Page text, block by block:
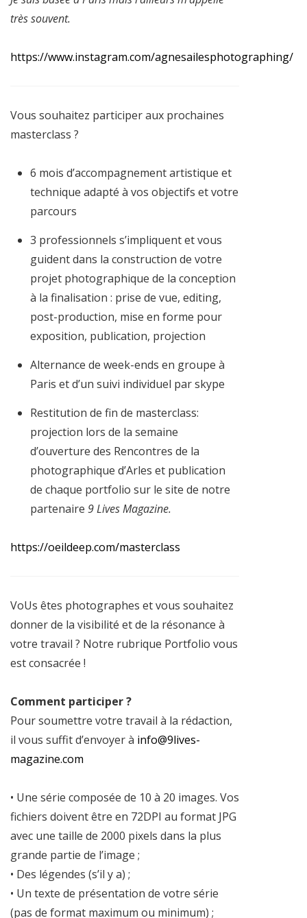
très souvent.
https://www.instagram.com/agnesailesphotographing/
Vous souhaitez participer aux prochaines
masterclass ?
6 mois d’accompagnement artistique et
technique adapté à vos objectifs et votre
parcours
3 professionnels s’impliquent et vous
guident dans la construction de votre
projet photographique de la conception
à la finalisation : prise de vue, editing,
post-production, mise en forme pour
exposition, publication, projection
Alternance de week-ends en groupe à
Paris et d’un suivi individuel par skype
Restitution de fin de masterclass:
projection lors de la semaine
d’ouverture des Rencontres de la
photographique d’Arles et publication
de chaque portfolio sur le site de notre
partenaire 9 Lives Magazine.
https://oeildeep.com/masterclass
VoUs êtes photographes et vous souhaitez
donner de la visibilité et de la résonance à
votre travail ? Notre rubrique Portfolio vous
est consacrée !
Comment participer ?
Pour soumettre votre travail à la rédaction,
il vous suffit d’envoyer à info@9lives-
magazine.com
• Une série composée de 10 à 20 images. Vos
fichiers doivent être en 72DPI au format JPG
avec une taille de 2000 pixels dans la plus
grande partie de l’image ;
• Des légendes (s’il y a) ;
• Un texte de présentation de votre série
(pas de format maximum ou minimum) ;